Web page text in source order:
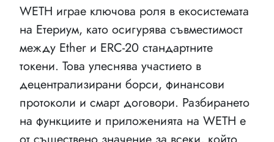
WETH играе ключова роля в екосистемата
на Етериум, като осигурява съвместимост
между Ether и ERC-20 стандартните
токени. Това улеснява участието в
децентрализирани борси, финансови
протоколи и смарт договори. Разбирането
на функциите и приложенията на WETH е